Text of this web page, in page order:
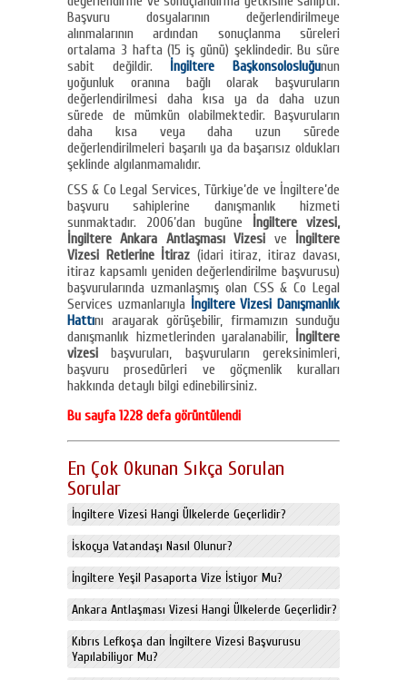
Başvuru dosyalarının değerlendirilmeye
alınmalarının ardından sonuçlanma süreleri
ortalama 3 hafta (15 iş günü) şeklindedir. Bu süre
sabit değildir. İngiltere Başkonsolosluğunun
yoğunluk oranına bağlı olarak başvuruların
değerlendirilmesi daha kısa ya da daha uzun
sürede de mümkün olabilmektedir. Başvuruların
daha kısa veya daha uzun sürede
değerlendirilmeleri başarılı ya da başarısız oldukları
şeklinde algılanmamalıdır.
CSS & Co Legal Services, Türkiye’de ve İngiltere’de
başvuru sahiplerine danışmanlık hizmeti
sunmaktadır. 2006’dan bugüne
İngiltere vizesi,
İngiltere Ankara Antlaşması Vizesi ve İngiltere
Vizesi Retlerine İtiraz (idari itiraz, itiraz davası,
itiraz kapsamlı yeniden değerlendirilme başvurusu)
başvurularında uzmanlaşmış olan CSS & Co Legal
Services uzmanlarıyla İngiltere Vizesi Danışmanlık
Hattını arayarak görüşebilir, firmamızın sunduğu
danışmanlık hizmetlerinden yaralanabilir, İngiltere
vizesi başvuruları, başvuruların gereksinimleri,
başvuru prosedürleri ve göçmenlik kuralları
hakkında detaylı bilgi edinebilirsiniz.
Bu sayfa 1228 defa görüntülendi
En Çok Okunan Sıkça Sorulan
Sorular
İngiltere Vizesi Hangi Ülkelerde Geçerlidir?
İskoçya Vatandaşı Nasıl Olunur?
İngiltere Yeşil Pasaporta Vize İstiyor Mu?
Ankara Antlaşması Vizesi Hangi Ülkelerde Geçerlidir?
Kıbrıs Lefkoşa dan İngiltere Vizesi Başvurusu
Yapılabiliyor Mu?